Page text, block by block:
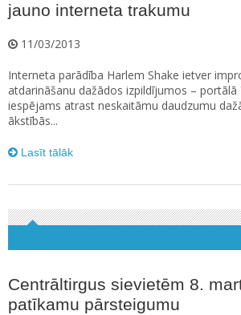
jauno interneta trakumu
11/03/2013
Interneta parādība Harlem Shake ietver
atdarināšanu dažādos izpildījumos – portālā
iespējams atrast neskaitāmu daudzumu
ākstībās...
Lasīt tālāk
Centrāltirgus sievietēm 8.
patīkamu pārsteigumu